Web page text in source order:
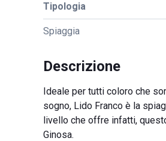
Tipologia
Spiaggia
Descrizione
Ideale per tutti coloro che
sogno, Lido Franco è la
livello che offre infatti,
Ginosa.